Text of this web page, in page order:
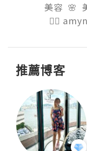
美容  🌸
👉🏻
推薦博客